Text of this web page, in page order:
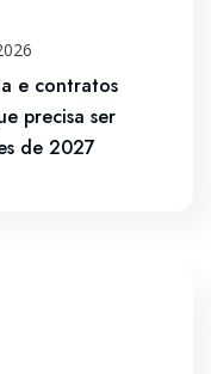
e contratos
precisa ser
de 2027